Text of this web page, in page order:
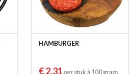
HAMBURGER
€ 2,31 per stuk à 100 gram